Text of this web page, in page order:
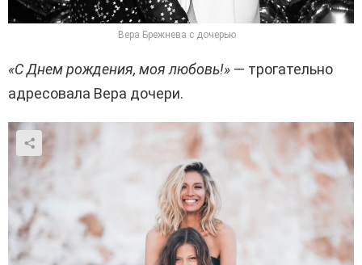
Вера Брежнева с дочерью
«С Днем рождения, моя любовь!» — трогательно
адресовала Вера дочери.